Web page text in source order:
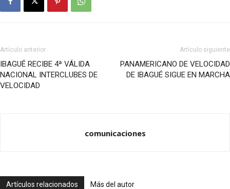
Artículo anterior
IBAGUÉ RECIBE 4ª VÁLIDA
NACIONAL INTERCLUBES DE
VELOCIDAD
Artículo siguiente
PANAMERICANO DE VELOCIDAD
DE IBAGUÉ SIGUE EN MARCHA
comunicaciones
Artículos relacionados Más del autor